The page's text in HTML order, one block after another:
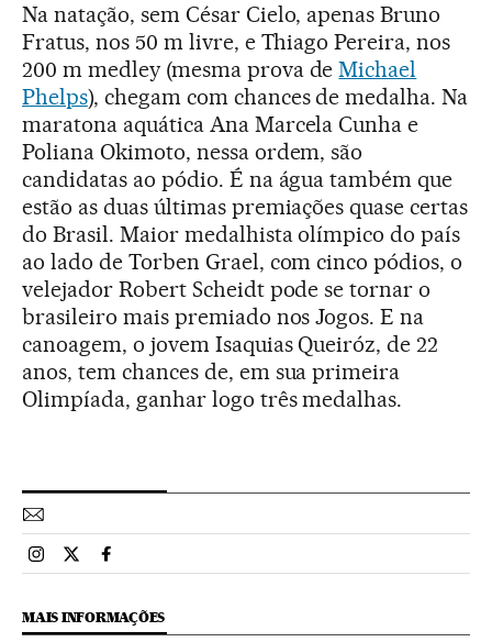
Na natação, sem César Cielo, apenas Bruno
Fratus, nos 50 m livre, e Thiago Pereira, nos
200 m medley (mesma prova deMichael
Phelps), chegam com chances de medalha. Na
maratona aquática Ana Marcela Cunha e
Poliana Okimoto, nessa ordem, são
candidatas ao pódio. É na água também que
estão as duas últimas premiações quase certas
do Brasil. Maior medalhista olímpico do país
ao lado de Torben Grael, com cinco pódios, o
velejador Robert Scheidt pode se tornar o
brasileiro mais premiado nos Jogos. E na
canoagem, o jovem Isaquias Queiróz, de 22
anos, tem chances de, em sua primeira
Olimpíada, ganhar logo três medalhas.
Esportes El País Brasil en Instagram
Esportes El País Brasil en Twitter
Esportes El País Brasil en Facebook
MAIS INFORMAÇÕES